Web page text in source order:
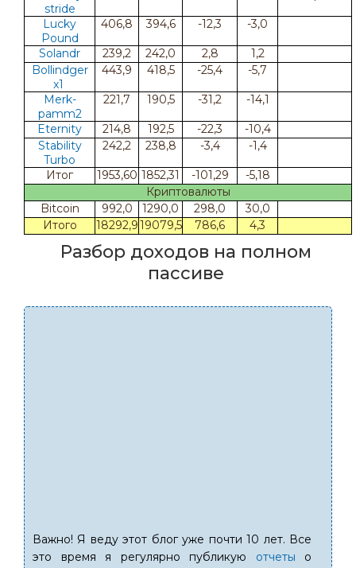
stride
Lucky
Pound
406,8 394,6 -12,3 -3,0
Solandr 239,2 242,0 2,8
1,2
Bollindger
x1
443,9 418,5 -25,4 -5,7
Merk-
pamm2
221,7 190,5 -31,2 -14,1
Eternity 214,8 192,5 -22,3
-10,4
Stability
Turbo
242,2 238,8 -3,4 -1,4
Итог 1953,60 1852,31 -101,29
-5,18
Криптовалюты
Bitcoin
992,0 1290,0 298,0
30,0
Итого
18292,919079,5 786,6 4,3
Разбор доходов на полном
пассиве
Важно! Я веду этот блог уже почти 10 лет. Все
это время я регулярно публикую отчеты о